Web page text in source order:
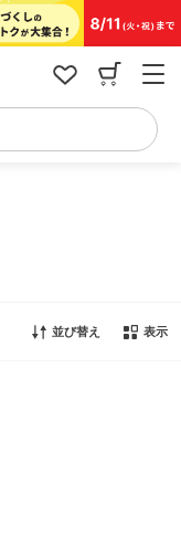
並び替え 表示